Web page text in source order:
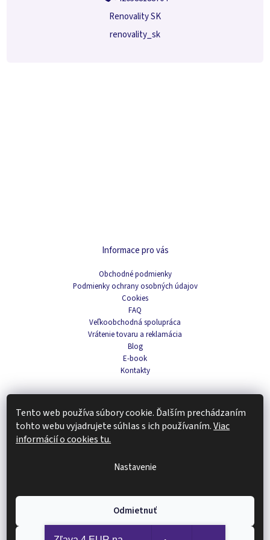
Tento web používa súbory cookie. Ďalším prechádzaním
tohto webu vyjadrujete súhlas s ich používaním.Viac
informácií o cookies tu.
Nastavenie
Odmietnuť
Informace pro vás
Obchodné podmienky
Podmienky ochrany osobných údajov
Cookies
FAQ
Veľkoobchodná spolupráca
Vrátenie tovaru a reklamácia
Blog
E-book
Kontakty
Navigace
Vôňa
Zachráň produkt
Renovality SK
renovality_sk